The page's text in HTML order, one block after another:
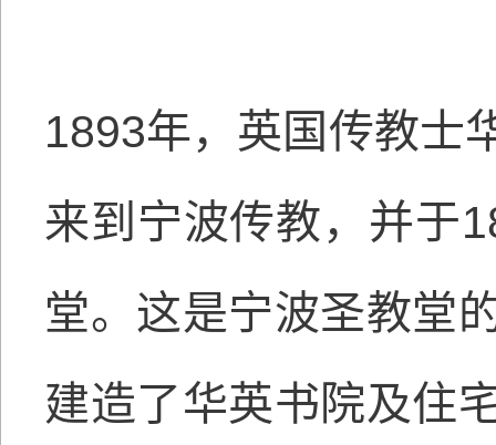
1893年，英国传教士
来到宁波传教，并于
堂。这是宁波圣教堂
建造了华英书院及住